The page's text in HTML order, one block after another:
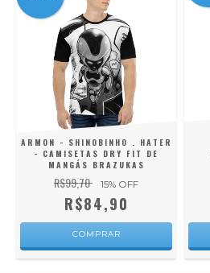
ARMON - SHINOBINHO . HATER
- CAMISETAS DRY FIT DE
MANGÁS BRAZUKAS
R$99,70 15% OFF
R$84,90
COMPRAR